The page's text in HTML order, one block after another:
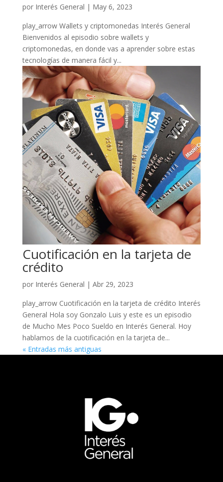
por Interés General | May 6, 2023
play_arrow Wallets y criptomonedas Interés General
Bienvenidos al episodio sobre wallets y
criptomonedas, en donde vas a aprender sobre estas
tecnologías de manera fácil y...
Cuotificación en la tarjeta de
crédito
por Interés General | Abr 29, 2023
play_arrow Cuotificación en la tarjeta de crédito Interés
General Hola soy Gonzalo Luis y este es un episodio
de Mucho Mes Poco Sueldo en Interés General. Hoy
hablamos de la cuotificación en la tarjeta de...
« Entradas más antiguas